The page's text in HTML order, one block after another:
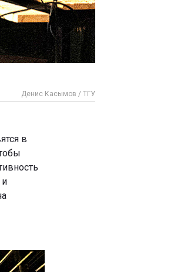
Денис Касымов / ТГУ
в